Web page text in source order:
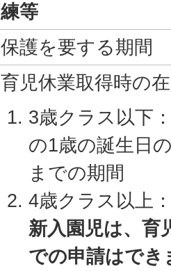
練等
保護を要する期間
育児休業取得時の
3歳クラス以下
の1歳の誕生日
までの期間
4歳クラス以上
新入園児は、育
での申請はでき